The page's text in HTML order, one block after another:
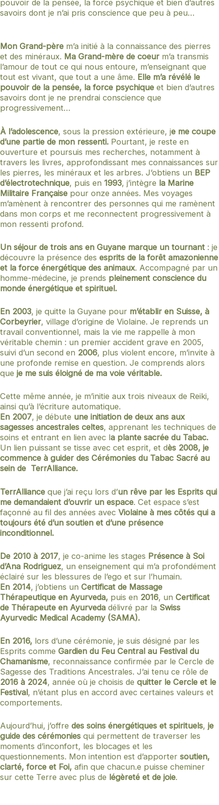
pouvoir de la pensée, la force psychique et bien d’autres
savoirs dont je n’ai pris conscience que peu à peu…
Mon Grand-père m’a initié à la connaissance des pierres
et des minéraux. Ma Grand-mère de coeur m’a transmis
l’amour de tout ce qui nous entoure, m’enseignant que
tout est vivant, que tout a une âme. Elle m’a révélé le
pouvoir de la pensée, la force psychique et bien d’autres
savoirs dont je ne prendrai conscience que
progressivement…
À l’adolescence, sous la pression extérieure, je me coupe
d’une partie de mon ressenti. Pourtant, je reste en
ouverture et poursuis mes recherches, notamment à
travers les livres, approfondissant mes connaissances sur
les pierres, les minéraux et les arbres. J’obtiens un BEP
d’électrotechnique, puis en 1993, j’intègre la Marine
Militaire Française pour onze années. Mes voyages
m’amènent à rencontrer des personnes qui me ramènent
dans mon corps et me reconnectent progressivement à
mon ressenti profond.
Un séjour de trois ans en Guyane marque un tournant : je
découvre la présence des esprits de la forêt amazonienne
et la force énergétique des animaux. Accompagné par un
homme-médecine, je prends pleinement conscience du
monde énergétique et spirituel.
En 2003, je quitte la Guyane pour m’établir en Suisse, à
Corbeyrier, village d’origine de Violaine. Je reprends un
travail conventionnel, mais la vie me rappelle à mon
véritable chemin : un premier accident grave en 2005,
suivi d’un second en 2006, plus violent encore, m’invite à
une profonde remise en question. Je comprends alors
que je me suis éloigné de ma voie véritable.
Cette même année, je m’initie aux trois niveaux de Reiki,
ainsi qu’à l’écriture automatique.
En 2007, je débute une initiation de deux ans aux
sagesses ancestrales celtes, apprenant les techniques de
soins et entrant en lien avec la plante sacrée du Tabac.
Un lien puissant se tisse avec cet esprit, et dès 2008, je
commence à guider des Cérémonies du Tabac Sacré au
sein de TerrAlliance.
TerrAlliance que j’ai reçu lors d’un rêve par les Esprits qui
me demandaient d’ouvrir un espace. Cet espace s’est
façonné au fil des années avec Violaine à mes côtés qui a
toujours été d’un soutien et d’une présence
inconditionnel.
De 2010 à 2017, je co-anime les stages Présence à Soi
d’Ana Rodriguez, un enseignement qui m’a profondément
éclairé sur les blessures de l’ego et sur l’humain.
En 2014, j’obtiens un Certificat de Massage
Thérapeutique en Ayurveda, puis en 2016, un Certificat
de Thérapeute en Ayurveda délivré par la Swiss
Ayurvedic Medical Academy (SAMA).
En 2016, lors d’une cérémonie, je suis désigné par les
Esprits comme Gardien du Feu Central au Festival du
Chamanisme, reconnaissance confirmée par le Cercle de
Sagesse des Traditions Ancestrales. J’ai tenu ce rôle de
2016 à 2024, année où je choisis de quitter le Cercle et le
Festival, n’étant plus en accord avec certaines valeurs et
comportements.
Aujourd’hui, j’offre des soins énergétiques et spirituels, je
guide des cérémonies qui permettent de traverser les
moments d’inconfort, les blocages et les
questionnements. Mon intention est d’apporter soutien,
clarté, force et Foi, afin que chacun.e puisse cheminer
sur cette Terre avec plus de légèreté et de joie.